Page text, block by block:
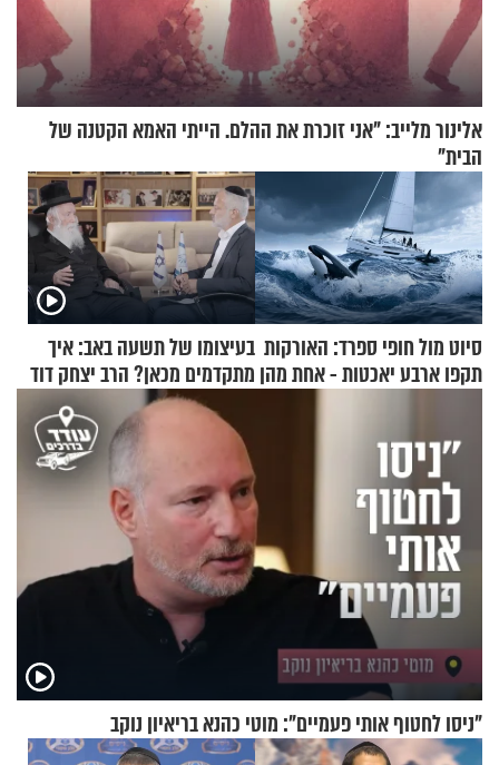
אלינור מלייב: "אני זוכרת את ההלם. הייתי האמא הקטנה של
הבית"
סיוט מול חופי ספרד: האורקות
תקפו ארבע יאכטות - אחת מהן
בעיצומו של תשעה באב: איך
מתקדמים מכאן? הרב יצחק דוד
גרוסמן בשיחה מיוחדת
"ניסו לחטוף אותי פעמיים": מוטי כהנא בריאיון נוקב